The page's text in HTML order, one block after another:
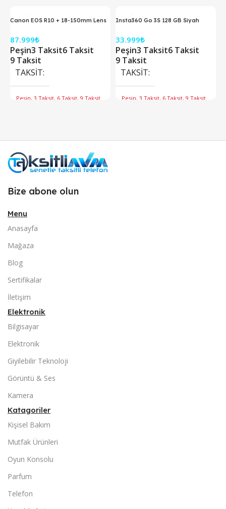
Canon EOS R10 + 18-150mm Lens
87.999₺
Peşin3 Taksit6 Taksit
9 Taksit
TAKSIT
Peşin, 3 Taksit, 6 Taksit, 9 Taksit
Insta360 Go 3S 128 GB Siyah
33.999₺
Peşin3 Taksit6 Taksit
9 Taksit
TAKSIT
Peşin, 3 Taksit, 6 Taksit, 9 Taksit
Bize abone olun
Menu
Anasayfa
Mağaza
Blog
Sertifikalar
İletişim
Elektronik
Bilgisayar
Elektronik
Giyilebilir Teknoloji
Görüntü & Ses
Kamera
Katagoriler
Kişisel Bakım
Mutfak Ürünleri
Oyun Konsolu
Parfum
Telefon